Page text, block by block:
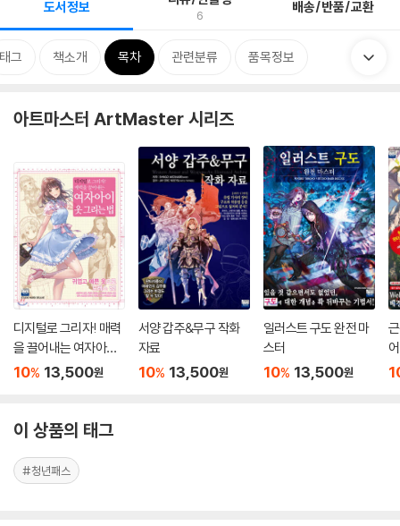
도서정보 6 배송/반품/교환
태그 책소개 목차 관련분류 품목정보
아트마스터 ArtMaster 시리즈
디지털로 그리자! 매력
을 끌어내는 여자아이
옷 그리는 법
10% 13,500원
서양 갑주&무구 작화
자료
10% 13,500원
일러스트 구도 완전 마
스터
10% 13,500원
이 상품의 태그
#청년패스